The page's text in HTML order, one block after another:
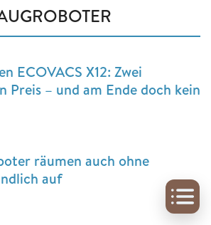
ECOVACS X12: Zwei
Preis – und am Ende doch kein
räumen auch ohne
auf